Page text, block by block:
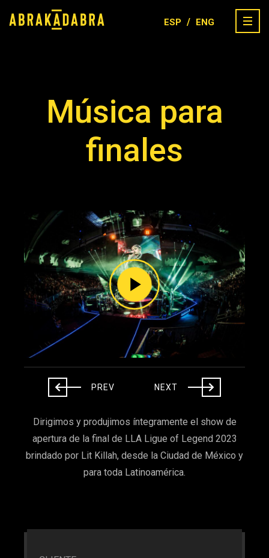
ESP / ENG
Música para
finales
PREV NEXT
Dirigimos y produjimos íntegramente el show de
apertura de la final de LLA Ligue of Legend 2023
brindado por Lit Killah, desde la Ciudad de México y
para toda Latinoamérica.